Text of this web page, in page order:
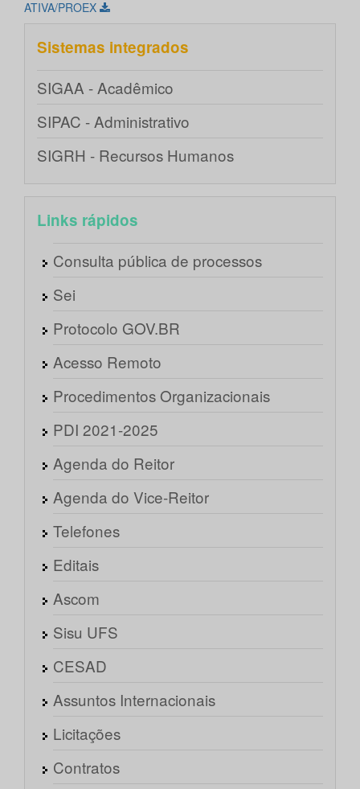
ATIVA/PROEX
Sistemas integrados
SIGAA - Acadêmico
SIPAC - Administrativo
SIGRH - Recursos Humanos
Links rápidos
Consulta pública de processos
Sei
Protocolo GOV.BR
Acesso Remoto
Procedimentos Organizacionais
PDI 2021-2025
Agenda do Reitor
Agenda do Vice-Reitor
Telefones
Editais
Ascom
Sisu UFS
CESAD
Assuntos Internacionais
Licitações
Contratos